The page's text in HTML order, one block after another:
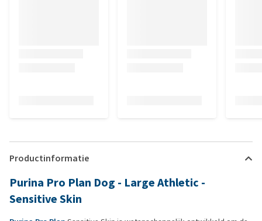
Productinformatie
Purina Pro Plan Dog - Large Athletic -
Sensitive Skin